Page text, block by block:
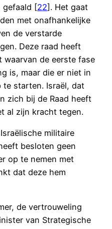
gefaald [22]. Het gaat
met onafhankelijke
de verstarde
Deze raad heeft
waarvan de eerste fase
is, maar die er niet in
te starten. Israël, dat
zich bij de Raad heeft
al zijn kracht tegen.
militaire
besloten geen
op te nemen met
dat deze hem
de vertrouweling
van Strategische